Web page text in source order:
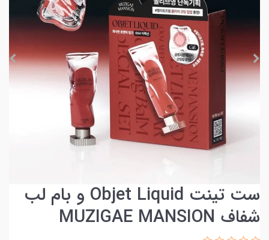
ست تینت Objet Liquid و بام لب
شفاف MUZIGAE MANSION